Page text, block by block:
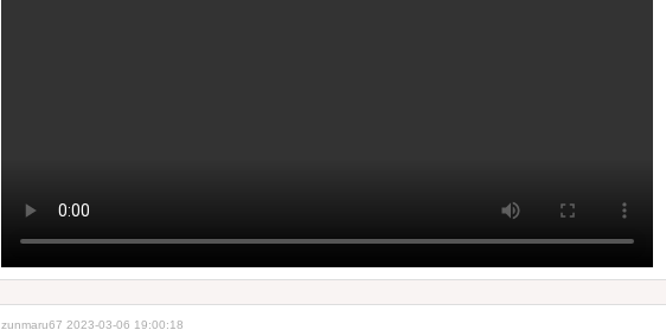
zunmaru67 2023-03-06 19:00:18